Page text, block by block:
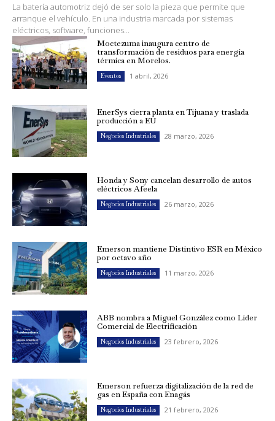
La batería automotriz dejó de ser solo la pieza que permite que
arranque el vehículo. En una industria marcada por sistemas
eléctricos, software, funciones...
Moctezuma inaugura centro de
transformación de residuos para energía
térmica en Morelos.
Eventos 1 abril, 2026
EnerSys cierra planta en Tijuana y traslada
producción a EU
Negocios Industriales 28 marzo, 2026
Honda y Sony cancelan desarrollo de autos
eléctricos Afeela
Negocios Industriales 26 marzo, 2026
Emerson mantiene Distintivo ESR en México
por octavo año
Negocios Industriales 11 marzo, 2026
ABB nombra a Miguel González como Líder
Comercial de Electrificación
Negocios Industriales 23 febrero, 2026
Emerson refuerza digitalización de la red de
gas en España con Enagás
Negocios Industriales 21 febrero, 2026